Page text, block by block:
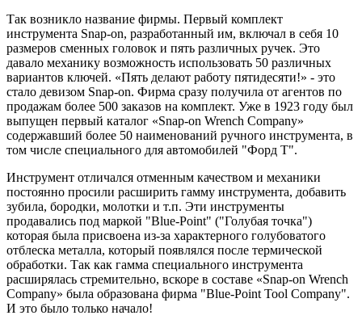
Так возникло название фирмы. Первый комплект
инструмента Snap-on, разработанный им, включал в себя 10
размеров сменных головок и пять различных ручек. Это
давало механику возможность использовать 50 различных
вариантов ключей. «Пять делают работу пятидесяти!» - это
стало девизом Snap-on. Фирма сразу получила от агентов по
продажам более 500 заказов на комплект. Уже в 1923 году был
выпущен первый каталог «Snap-on Wrench Company»
содержавший более 50 наименований ручного инструмента, в
том числе специального для автомобилей "Форд Т".
Инструмент отличался отменным качеством и механики
постоянно просили расширить гамму инструмента, добавить
зубила, бородки, молотки и т.п. Эти инструменты
продавались под маркой "Blue-Point" ("Голубая точка")
которая была присвоена из-за характерного голубоватого
отблеска металла, который появлялся после термической
обработки. Так как гамма специального инструмента
расширялась стремительно, вскоре в составе «Snap-on Wrench
Company» была образована фирма "Blue-Point Tool Company".
И это было только начало!